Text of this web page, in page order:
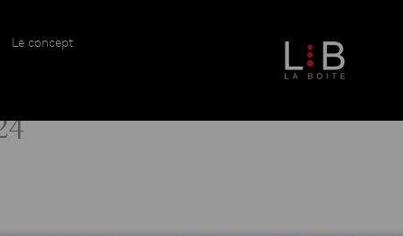
Le concept